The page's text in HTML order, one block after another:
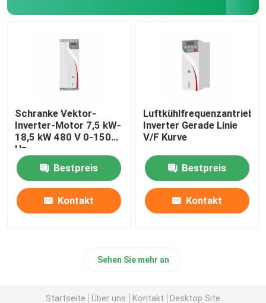
Solarhybrid-Wechselrichter
Schranke Vektor-
Inverter-Motor 7,5 kW-
18,5 kW 480 V 0-1500
Hz
Bestpreis
Kontakt
Luftkühlfrequenzantrieb
Inverter Gerade Linie
V/F Kurve
Bestpreis
Kontakt
Sehen Sie mehr an
Startseite Über uns Kontakt Desktop Site